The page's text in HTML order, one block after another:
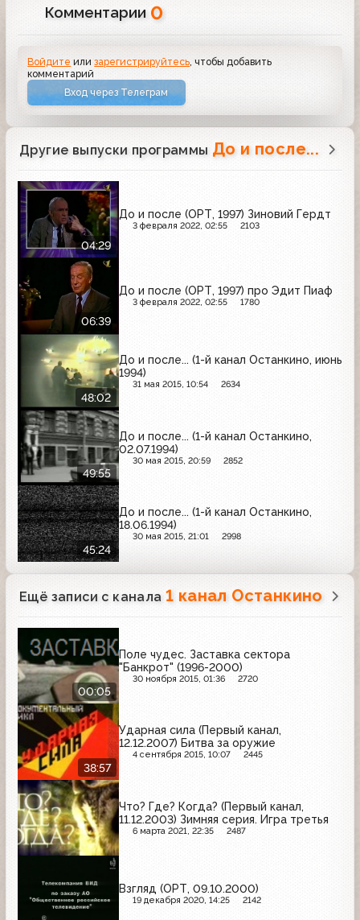
Комментарии 0
Войдите илизарегистрируйтесь , чтобы добавить
комментарий
Вход через Телеграм
Другие выпуски программы До и после...
04:29
До и после (ОРТ, 1997) Зиновий Гердт
3 февраля 2022, 02:55 2103
06:39
До и после (ОРТ, 1997) про Эдит Пиаф
3 февраля 2022, 02:55 1780
48:02
До и после... (1-й канал Останкино, июнь
1994)
31 мая 2015, 10:54 2634
49:55
До и после... (1-й канал Останкино,
02.07.1994)
30 мая 2015, 20:59 2852
45:24
До и после... (1-й канал Останкино,
18.06.1994)
30 мая 2015, 21:01 2998
Ещё записи с канала 1 канал Останкино
00:05
Поле чудес. Заставка сектора
"Банкрот" (1996-2000)
30 ноября 2015, 01:36 2720
38:57
Ударная сила (Первый канал,
12.12.2007) Битва за оружие
4 сентября 2015, 10:07 2445
Что? Где? Когда? (Первый канал,
11.12.2003) Зимняя серия. Игра третья
6 марта 2021, 22:35 2487
Взгляд (ОРТ, 09.10.2000)
19 декабря 2020, 14:25 2142